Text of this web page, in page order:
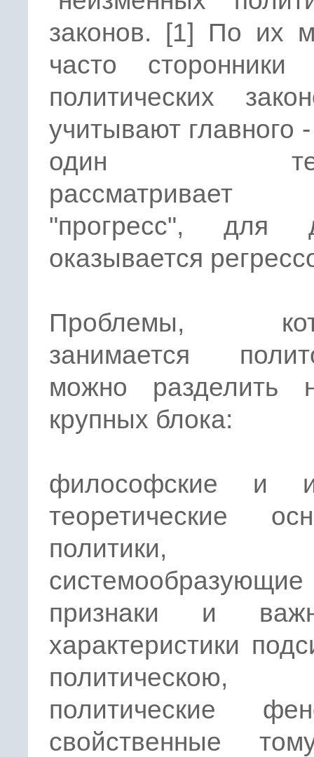
законов. [1] По их
часто сторонники
политических
учитывают главного
один
"прогресс", для
оказывается
Проблемы,
занимается
можно разделить
крупных блока:
философские и
теоретические
политики,
системообразующие
признаки и
характеристики
политическою,
политические
свойственные